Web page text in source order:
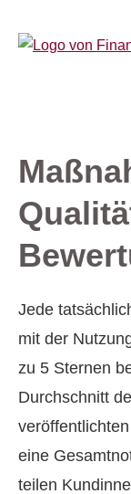
Jede
mit der
zu 5 Sternen
Durchschnitt
eine
teilen